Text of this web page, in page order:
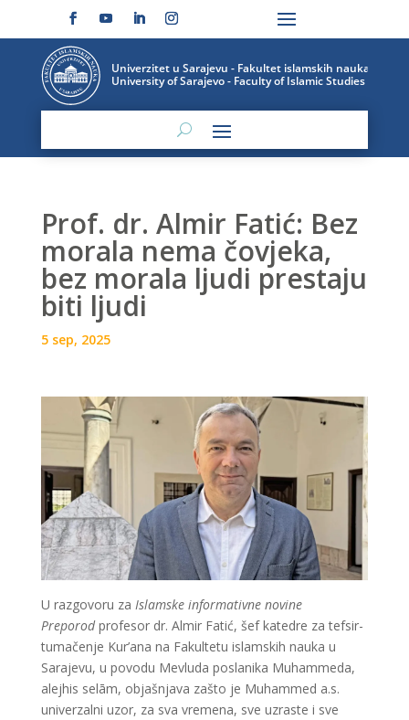
Prof. dr. Almir Fatić: Bez
morala nema čovjeka,
bez morala ljudi prestaju
biti ljudi
5 sep, 2025
U razgovoru za Islamske informativne novine
Preporodprofesor dr. Almir Fatić, šef katedre za tefsir-
tumačenje Kur’ana na Fakultetu islamskih nauka u
Sarajevu, u povodu Mevluda poslanika Muhammeda,
alejhis selām, objašnjava zašto je Muhammed a.s.
univerzalni uzor, za sva vremena, sve uzraste i sve